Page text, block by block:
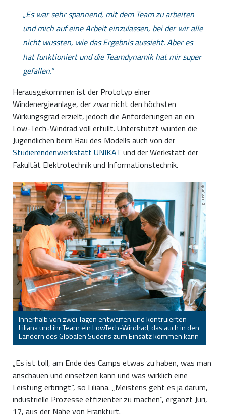
Es war sehr spannend, mit dem Team zu arbeiten
und mich auf eine Arbeit einzulassen, bei der wir alle
nicht wussten, wie das Ergebnis aussieht. Aber es
hat funktioniert und die Teamdynamik hat mir super
gefallen.
Herausgekommen ist der Prototyp einer
Windenergieanlage, der zwar nicht den höchsten
Wirkungsgrad erzielt, jedoch die Anforderungen an ein
Low-Tech-Windrad voll erfüllt. Unterstützt wurden die
Jugendlichen beim Bau des Modells auch von der
Studierendenwerkstatt UNIKAT und der Werkstatt der
Fakultät Elektrotechnik und Informationstechnik.
Innerhalb von zwei Tagen entwarfen und kontruierten
Liliana und ihr Team ein LowTech-Windrad, das auch in den
Ländern des Globalen Südens zum Einsatz kommen kann
Dino Junski
„Es ist toll, am Ende des Camps etwas zu haben, was man
anschauen und einsetzen kann und was wirklich eine
Leistung erbringt“, so Liliana. „Meistens geht es ja darum,
industrielle Prozesse effizienter zu machen“, ergänzt Juri,
17, aus der Nähe von Frankfurt.